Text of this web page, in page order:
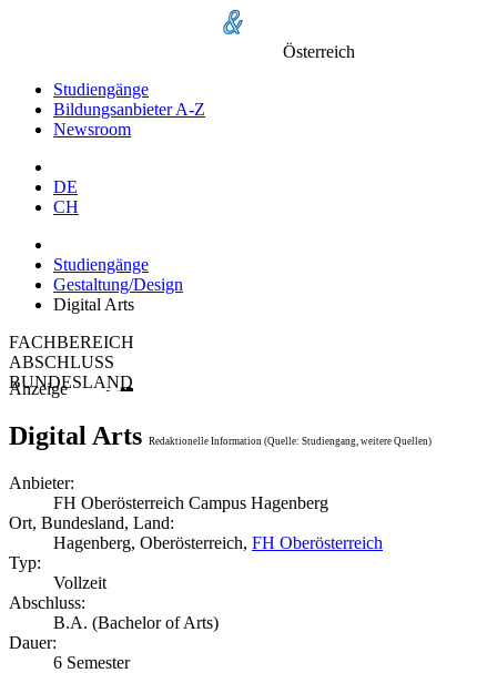
Österreich
Studiengänge
Bildungsanbieter A-Z
Newsroom
DE
CH
Studiengänge
Gestaltung/Design
Digital Arts
FACHBEREICH
ABSCHLUSS
BUNDESLAND
Anzeige
Digital Arts Redaktionelle Information (Quelle: Studiengang, weitere Quellen)
Anbieter:
FH Oberösterreich Campus Hagenberg
Ort, Bundesland, Land:
Hagenberg, Oberösterreich, FH Oberösterreich
Typ:
Vollzeit
Abschluss:
B.A. (Bachelor of Arts)
Dauer:
6 Semester